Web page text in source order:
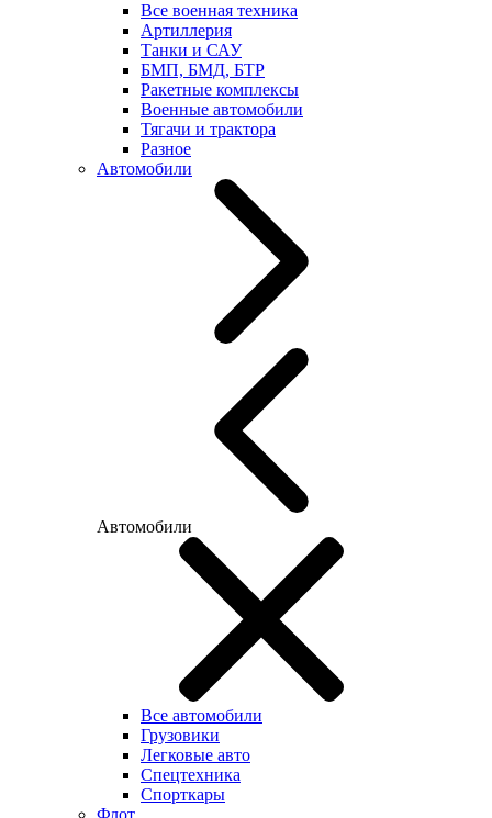
Все военная техника
Артиллерия
Танки и САУ
БМП, БМД, БТР
Ракетные комплексы
Военные автомобили
Тягачи и трактора
Разное
Автомобили
Автомобили
Все автомобили
Грузовики
Легковые авто
Спецтехника
Спорткары
Флот